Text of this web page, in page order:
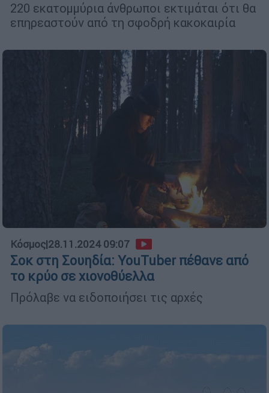
220 εκατομμύρια άνθρωποι εκτιμάται ότι θα
επηρεαστούν από τη σφοδρή κακοκαιρία
Κόσμος|28.11.2024 09:07
Σοκ στη Σουηδία: YouTuber πέθανε από
το κρύο σε χιονοθύελλα
Πρόλαβε να ειδοποιήσει τις αρχές